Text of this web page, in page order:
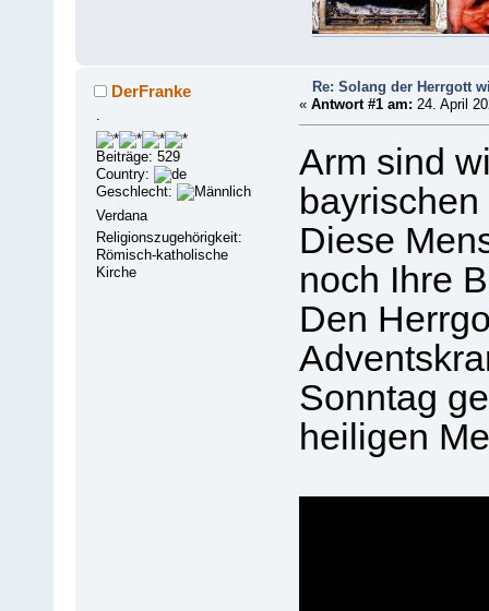
DerFranke
Beiträge: 529
Country:
Geschlecht:
Verdana
Religionszugehörigkeit:
Römisch-katholische
Kirche
Re: Solang der Herrgott
« Antwort #1 am: 24. April
Arm sind
Diese
noch Ihre
Den
Sonntag
heiligen